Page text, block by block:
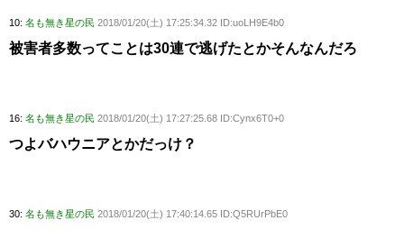
10: 名も無き星の民 2018/01/20(土) 17:25:34.32 ID:uoLH9E4b0
被害者多数ってことは30連で逃げたとかそんなんだろ
16: 名も無き星の民 2018/01/20(土) 17:27:25.68 ID:Cynx6T0+0
つよバハウニアとかだっけ？
30: 名も無き星の民 2018/01/20(土) 17:40:14.65 ID:Q5RUrPbE0